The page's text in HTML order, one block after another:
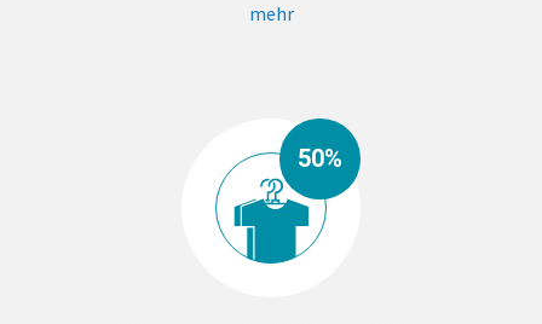
mehr
50%